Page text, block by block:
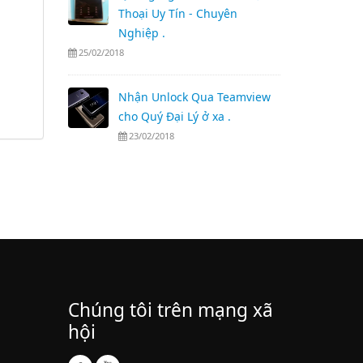
Thoại Uy Tín - Chuyên
Nghiệp .
25/02/2018
Nhận Unlock Qua Teamview
cho Quý Đại Lý ở xa .
23/02/2018
Chúng tôi trên mạng xã
hội